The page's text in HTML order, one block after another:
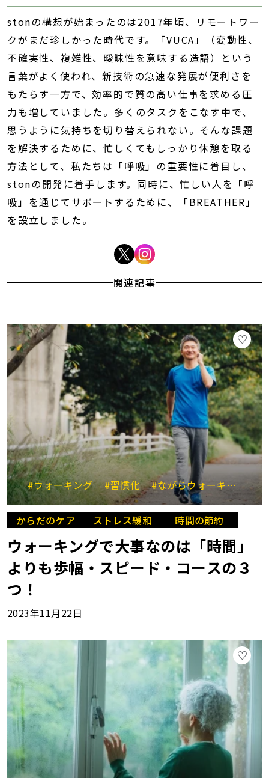
stonの構想が始まったのは2017年頃、リモートワー
クがまだ珍しかった時代です。「VUCA」（変動性、
不確実性、複雑性、曖昧性を意味する造語）という
言葉がよく使われ、新技術の急速な発展が便利さを
もたらす一方で、効率的で質の高い仕事を求める圧
力も増していました。多くのタスクをこなす中で、
思うように気持ちを切り替えられない。そんな課題
を解決するために、忙しくてもしっかり休憩を取る
方法として、私たちは「呼吸」の重要性に着目し、
stonの開発に着手します。同時に、忙しい人を「呼
吸」を通じてサポートするために、「BREATHER」
を設立しました。
関連記事
#ウォーキング #習慣化 #ながらウォーキング #
からだのケア ストレス緩和 時間の節約
ウォーキングで大事なのは「時間」
よりも歩幅・スピード・コースの３
つ！
2023年11月22日